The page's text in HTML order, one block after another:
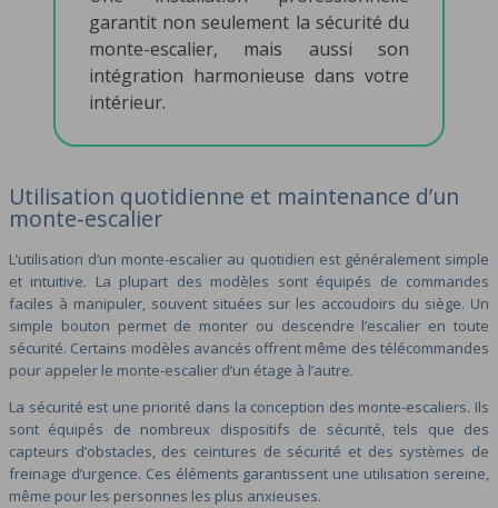
garantit non seulement la sécurité du
monte-escalier, mais aussi son
intégration harmonieuse dans votre
intérieur.
Utilisation quotidienne et maintenance d’un
monte-escalier
L’utilisation d’un monte-escalier au quotidien est généralement simple
et intuitive. La plupart des modèles sont équipés de commandes
faciles à manipuler, souvent situées sur les accoudoirs du siège. Un
simple bouton permet de monter ou descendre l’escalier en toute
sécurité. Certains modèles avancés offrent même des télécommandes
pour appeler le monte-escalier d’un étage à l’autre.
La sécurité est une priorité dans la conception des monte-escaliers. Ils
sont équipés de nombreux dispositifs de sécurité, tels que des
capteurs d’obstacles, des ceintures de sécurité et des systèmes de
freinage d’urgence. Ces éléments garantissent une utilisation sereine,
même pour les personnes les plus anxieuses.